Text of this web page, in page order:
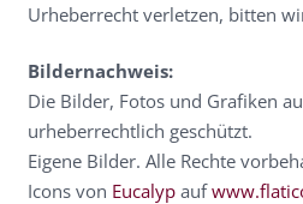
Urheberrecht verletzen, bitten
Bildernachweis:
Die Bilder, Fotos und Grafiken
urheberrechtlich geschützt.
Eigene Bilder. Alle Rechte
Icons von Eucalypauf